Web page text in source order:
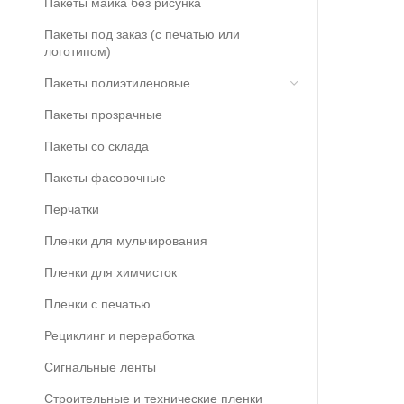
Пакеты под заказ (с печатью или
логотипом)
Пакеты полиэтиленовые
Пакеты прозрачные
Пакеты со склада
Пакеты фасовочные
Перчатки
Пленки для мульчирования
Пленки для химчисток
Пленки с печатью
Рециклинг и переработка
Сигнальные ленты
Строительные и технические пленки